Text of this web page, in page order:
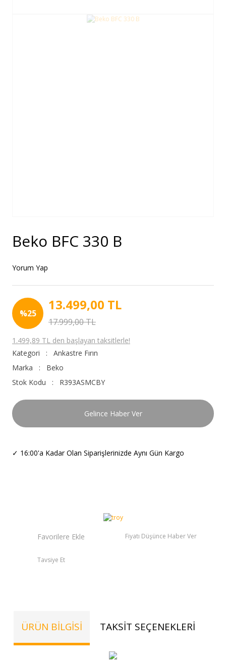
Beko BFC 330 B
Yorum Yap
%25
13.499,00 TL
17.999,00 TL
1.499,89 TL den başlayan taksitlerle!
Kategori
Ankastre Fırın
Marka
Beko
Stok Kodu
R393ASMCBY
Gelince Haber Ver
✓ 16:00'a Kadar Olan Siparişlerinizde Aynı Gün Kargo
Fiyatı Düşünce Haber Ver
Tavsiye Et
ÜRÜN BILGISI TAKSIT SEÇENEKLERI